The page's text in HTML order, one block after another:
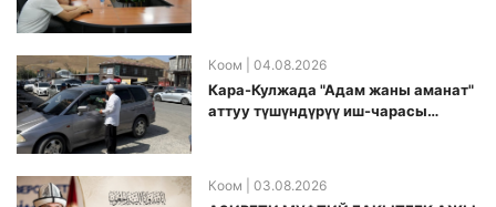
Коом | 04.08.2026
Кара-Кулжада "Адам жаны аманат"
аттуу түшүндүрүү иш-чарасы
Коом | 03.08.2026